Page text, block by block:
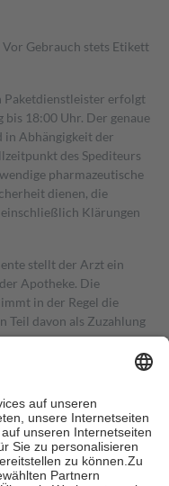
Gebrauch stets Etikett
Paketdienstleister erfolgt
bis 18:00 Uhr. Der genaue
in Abhängigkeit der
des Spediteurs
pharmazeutische
dienen, die
Klärungen
stellt der Arzt ein
Apotheke. Die
in der Regel die
Teil davon als Zuzahlung
in Höhe von zehn
mehr als die tatsächlichen
Online-Apotheken.
beträgt die
zehn Euro je